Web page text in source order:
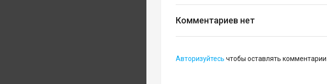
Комментариев нет
Авторизуйтесь чтобы оставлять комментарии